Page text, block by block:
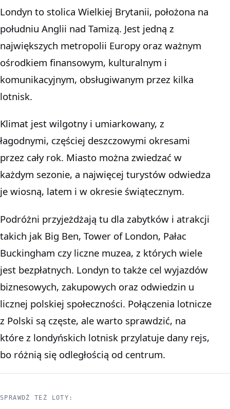
Londyn to stolica Wielkiej Brytanii, położona na
południu Anglii nad Tamizą. Jest jedną z
największych metropolii Europy oraz ważnym
ośrodkiem finansowym, kulturalnym i
komunikacyjnym, obsługiwanym przez kilka
lotnisk.
Klimat jest wilgotny i umiarkowany, z
łagodnymi, częściej deszczowymi okresami
przez cały rok. Miasto można zwiedzać w
każdym sezonie, a najwięcej turystów odwiedza
je wiosną, latem i w okresie świątecznym.
Podróżni przyjeżdżają tu dla zabytków i atrakcji
takich jak Big Ben, Tower of London, Pałac
Buckingham czy liczne muzea, z których wiele
jest bezpłatnych. Londyn to także cel wyjazdów
biznesowych, zakupowych oraz odwiedzin u
licznej polskiej społeczności. Połączenia lotnicze
z Polski są częste, ale warto sprawdzić, na
które z londyńskich lotnisk przylatuje dany rejs,
bo różnią się odległością od centrum.
SPRAWDŹ TEŻ LOTY: